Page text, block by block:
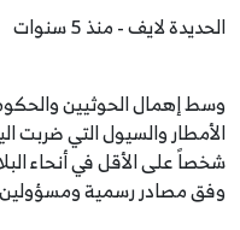
الحديدة لايف - منذ 5 سنوات
وسط إهمال الحوثيين
شخصاً على الأقل في أنحاء
وفق مصادر رسمية